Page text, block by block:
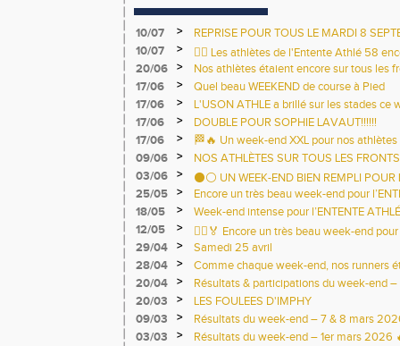
10/07 >
REPRISE POUR TOUS LE MARDI 8
LEO LAGRANGE.
10/07 >
🏃‍♀️ Les athlètes de l'Entente Athlé 58
terrains ce week-end ! 🏃‍♂️
20/06 >
Nos athlètes étaient encore sur tous les
la canicule ! 💙💛
17/06 >
Quel beau WEEKEND de course à Pied
17/06
>
L'USON ATHLE a brillé sur les stades ce
17/06
>
DOUBLE POUR SOPHIE LAVAUT!!!!!!
17/06
>
🏁🔥 Un week-end XXL pour nos
09/06
>
NOS ATHLÈTES SUR TOUS LES
03/06
>
⚫⚪ UN WEEK-END BIEN REMPLI POUR
25/05
>
Encore un très beau week-end pour
18/05
>
Week-end intense pour l’ENTENTE
12/05
>
🏃‍♂️🏅 Encore un très beau week-end
29/04
>
Samedi 25 avril
28/04
>
Comme chaque week-end, nos runners
20/04
>
Résultats & participations du week-end
20/03
>
LES FOULEES D'IMPHY
09/03
>
Résultats du week-end – 7 & 8 mars
03/03
>
Résultats du week-end – 1er mars 2026